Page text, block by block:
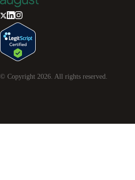
© Copyright 2026 . All rights reserved.